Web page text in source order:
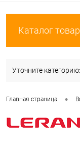
Каталог
Уточните категорию:
Главная страница •